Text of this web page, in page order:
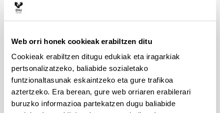
Web orri honek cookieak erabiltzen ditu
Cookieak erabiltzen ditugu edukiak eta iragarkiak
pertsonalizatzeko, baliabide sozialetako
funtzionaltasunak eskaintzeko eta gure trafikoa
aztertzeko. Era berean, gure web orriaren erabilerari
buruzko informazioa partekatzen dugu baliabide
unibertsitateetako hainbat lankidez osatutako sare
zabala dauka, programaren nazioarteko izaera
ARDURALDI OSOA